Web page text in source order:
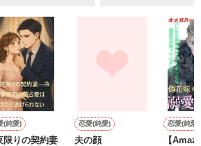
作品を読む
てきて──？
子』🦅
子？！！！』🐥
が見せる素顔は、なぜか想像以上に甘く
も全てフリー素材です。
(純愛)
限りの契約妻
恋愛(純愛)
夫の顔
恋愛(純愛)
【